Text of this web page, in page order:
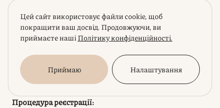
компенсації.
Діє на території інших країн:Реєстрація в Україні
визнається в країнах-учасницях Бернської
конвенції про охорону літературних і художніх
творів, що спрощує захист ваших прав за
кордоном.
Процедура реєстрації:
Цей сайт використовує файли cookie, щоб
покращити ваш досвід. Продовжуючи, ви
приймаєте нашіПолітику конфіденційності.
Приймаю Налаштування